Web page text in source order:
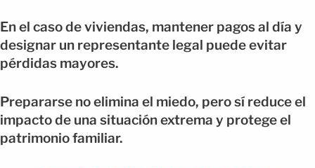
En el caso de viviendas, mantener pagos al día y
designar un representante legal puede evitar
pérdidas mayores.
Prepararse no elimina el miedo, pero sí reduce el
impacto de una situación extrema y protege el
patrimonio familiar.